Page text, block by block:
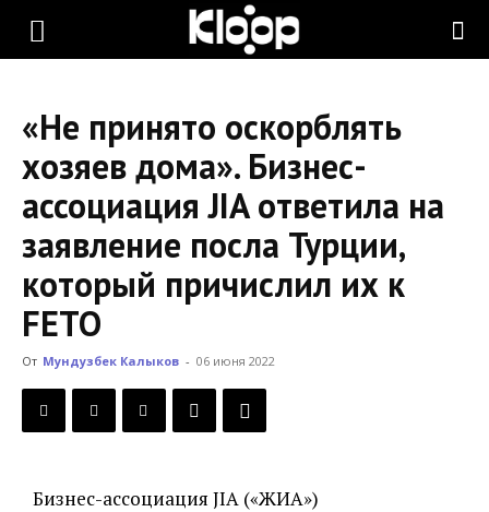
KLOOP.KG
Новости
Кыргызстана
«Не принято оскорблять
хозяев дома». Бизнес-
ассоциация JIA ответила на
заявление посла Турции,
который причислил их к
FETO
От Мундузбек Калыков - 06 июня 2022
Бизнес-ассоциация JIA («ЖИА»)